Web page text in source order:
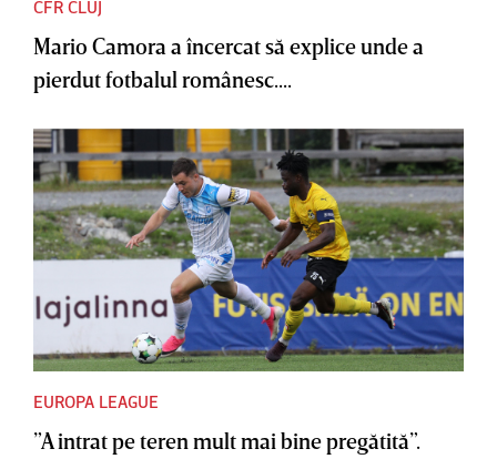
CFR CLUJ
Mario Camora a încercat să explice unde a
pierdut fotbalul românesc....
EUROPA LEAGUE
”A intrat pe teren mult mai bine pregătită”.